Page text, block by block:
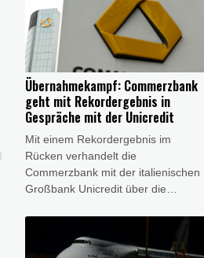
Deutschen Luftverkehrswirtschaft
(BDL) am Donnerstag mit. Zugleich
sei das Sitzplatzangebot für Flüge
ab Deutschland um ein Prozent
gesunken, das entspreche 85
Prozent des Niveaus vor der
Coronapandemie.
Übernahmekampf: Commerzbank
geht mit Rekordergebnis in
Gespräche mit der Unicredit
Mit einem Rekordergebnis im
Rücken verhandelt die
Commerzbank mit der italienischen
Großbank Unicredit über die
wir Gespräche aufgenommen",
sagte Commerzbank-Chefin Bettina
Orlopp am Donnerstag bei Vorlage